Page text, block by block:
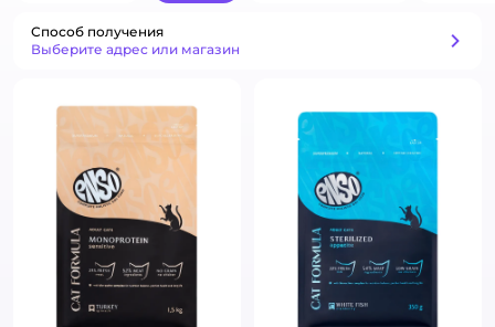
Способ получения
Выберите адрес или магазин